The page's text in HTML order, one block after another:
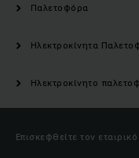
Παλετοφόρα
Ηλεκτροκίνητα
Ηλεκτροκίνητο
Επισκεφθείτε τον